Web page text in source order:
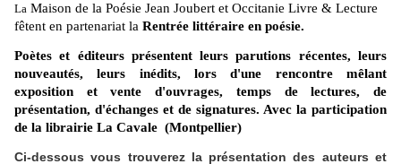
La Maison de la Poésie Jean Joubert et Occitanie Livre & Lecture
fêtent en partenariat la Rentrée littéraire en poésie.
Poètes et éditeurs présentent leurs parutions récentes, leurs
nouveautés, leurs inédits, lors d'une rencontre mêlant
exposition et vente d'ouvrages, temps de lectures, de
présentation, d'échanges et de signatures. Avec la participation
de la librairie La Cavale (Montpellier)
Ci-dessous vous trouverez la présentation des auteurs et